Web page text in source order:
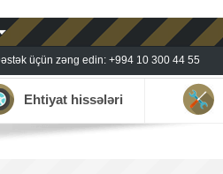
üçün zəng edin: +994 10 300 44 55
Ehtiyat hissələri